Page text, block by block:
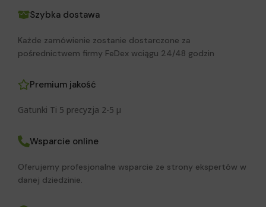
Szybka dostawa
Każde zamówienie zostanie dostarczone za
pośrednictwem firmy FeDex wciągu 24/48 godzin
Premium jakość
Gatunki Ti 5 precyzja 2-5 μ
Wsparcie online
Oferujemy profesjonalne wsparcie ze strony ekspertów w
danej dziedzinie.